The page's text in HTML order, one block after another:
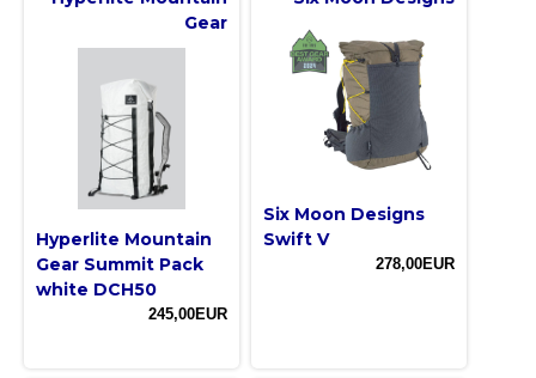
Gear
Hyperlite Mountain
Gear Summit Pack
white DCH50
245,00EUR
Six Moon Designs
Swift V
278,00EUR